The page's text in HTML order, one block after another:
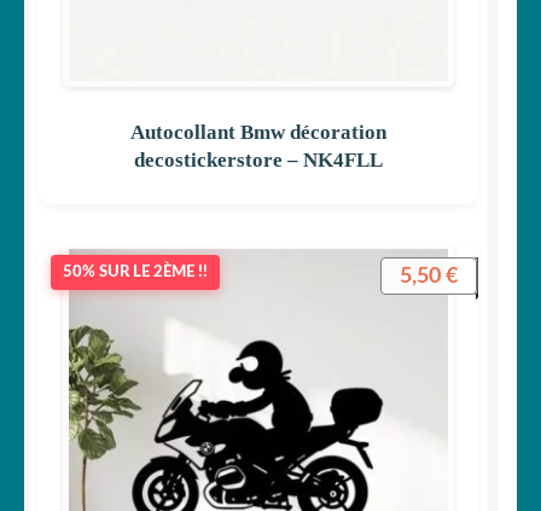
Autocollant Bmw décoration
decostickerstore – NK4FLL
50% SUR LE 2ÈME !! 5,50 €